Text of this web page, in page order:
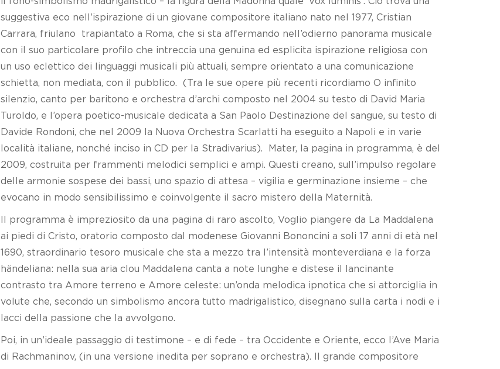
suggestiva eco nell’ispirazione di un giovane compositore italiano nato nel 1977, Cristian
Carrara, friulano trapiantato a Roma, che si sta affermando nell’odierno panorama musicale
con il suo particolare profilo che intreccia una genuina ed esplicita ispirazione religiosa con
un uso eclettico dei linguaggi musicali più attuali, sempre orientato a una comunicazione
schietta, non mediata, con il pubblico. (Tra le sue opere più recenti ricordiamo O infinito
silenzio, canto per baritono e orchestra d’archi composto nel 2004 su testo di David Maria
Turoldo, e l’opera poetico-musicale dedicata a San Paolo Destinazione del sangue, su testo di
Davide Rondoni, che nel 2009 la Nuova Orchestra Scarlatti ha eseguito a Napoli e in varie
località italiane, nonché inciso in CD per la Stradivarius). Mater, la pagina in programma, è del
2009, costruita per frammenti melodici semplici e ampi. Questi creano, sull’impulso regolare
delle armonie sospese dei bassi, uno spazio di attesa – vigilia e germinazione insieme – che
evocano in modo sensibilissimo e coinvolgente il sacro mistero della Maternità.
Il programma è impreziosito da una pagina di raro ascolto, Voglio piangere da La Maddalena
ai piedi di Cristo, oratorio composto dal modenese Giovanni Bononcini a soli 17 anni di età nel
1690, straordinario tesoro musicale che sta a mezzo tra l’intensità monteverdiana e la forza
händeliana: nella sua aria clou Maddalena canta a note lunghe e distese il lancinante
contrasto tra Amore terreno e Amore celeste: un’onda melodica ipnotica che si attorciglia in
volute che, secondo un simbolismo ancora tutto madrigalistico, disegnano sulla carta i nodi e i
lacci della passione che la avvolgono.
Poi, in un’ideale passaggio di testimone – e di fede – tra Occidente e Oriente, ecco l’Ave Maria
di Rachmaninov, (in una versione inedita per soprano e orchestra). Il grande compositore